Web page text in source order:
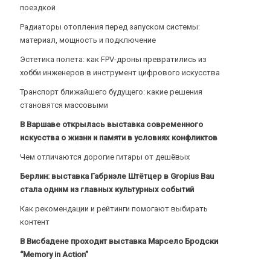
поездкой
Радиаторы отопления перед запуском системы:
материал, мощность и подключение
Эстетика полета: как FPV-дроны превратились из
хобби инженеров в инструмент цифрового искусства
Транспорт ближайшего будущего: какие решения
становятся массовыми
В Варшаве открылась выставка современного
искусства о жизни и памяти в условиях конфликтов
Чем отличаются дорогие гитары от дешёвых
Берлин: выставка Габриэле Штётцер в Gropius Bau
стала одним из главных культурных событий
Как рекомендации и рейтинги помогают выбирать
контент
В Висбадене проходит выставка Марсело Бродски
“Memory in Action”